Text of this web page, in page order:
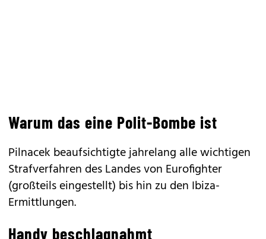
Warum das eine Polit-Bombe ist
Pilnacek beaufsichtigte jahrelang alle wichtigen
Strafverfahren des Landes von Eurofighter
(großteils eingestellt) bis hin zu den Ibiza-
Ermittlungen.
Handy beschlagnahmt